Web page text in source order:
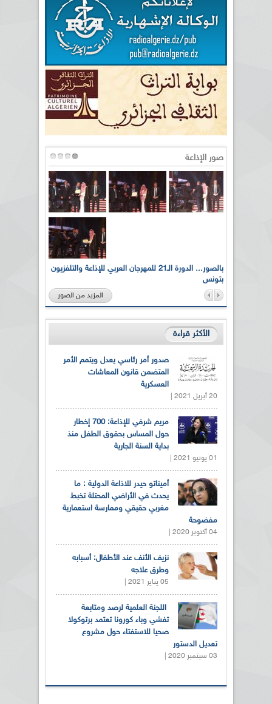
صور الإذاعة
بالصور... الدورة الـ21 للمهرجان العربي للإذاعة والتلفزيون
بتونس
المزيد من الصور
الأكثر قراءة
صدور أمر رئاسي يعدل ويتمم الأمر
المتضمن قانون المعاشات
العسكرية
20 أبريل 2021 |
مريم شرفي للإذاعة: 700 إخطار
حول المساس بحقوق الطفل منذ
بداية السنة الجارية
01 يونيو 2021 |
أميناتو حيدر للاذاعة الدولية : ما
يحدث في الأراضي المحتلة تخبط
مغربي حقيقي وممارسة استعمارية
مفضوحة
04 أكتوبر 2020 |
نزيف الأنف عند الأطفال: أسبابه
وطرق علاجه
05 يناير 2021 |
اللجنة العلمية لرصد ومتابعة
تفشي وباء كورونا تعتمد برتوكولا
صحيا للاستفتاء حول مشروع
تعديل الدستور
03 سبتمبر 2020 |